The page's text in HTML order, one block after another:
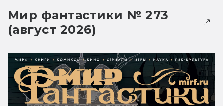
Мир фантастики № 273
(август 2026)